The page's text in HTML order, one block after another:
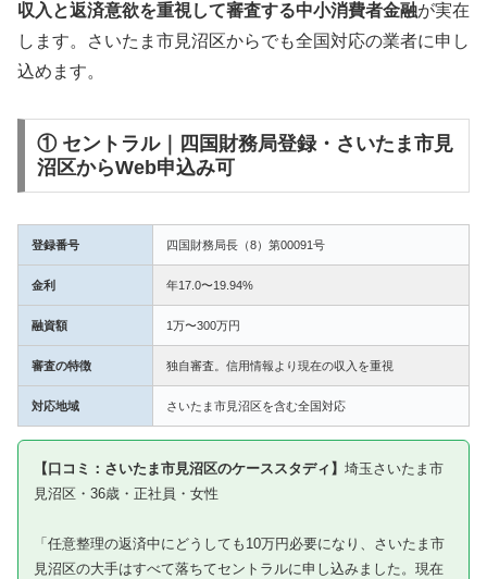
収入と返済意欲を重視して審査する中小消費者金融が実在
します。さいたま市見沼区からでも全国対応の業者に申し
込めます。
① セントラル｜四国財務局登録・さいたま市見
沼区からWeb申込み可
登録番号 四国財務局長（8）第00091号
金利 年17.0〜19.94%
融資額 1万〜300万円
審査の特徴 独自審査。信用情報より現在の収入を重視
対応地域 さいたま市見沼区を含む全国対応
【口コミ：さいたま市見沼区のケーススタディ】 埼玉さいたま市
見沼区・36歳・正社員・女性
「任意整理の返済中にどうしても10万円必要になり、さいたま市
見沼区の大手はすべて落ちてセントラルに申し込みました。現在